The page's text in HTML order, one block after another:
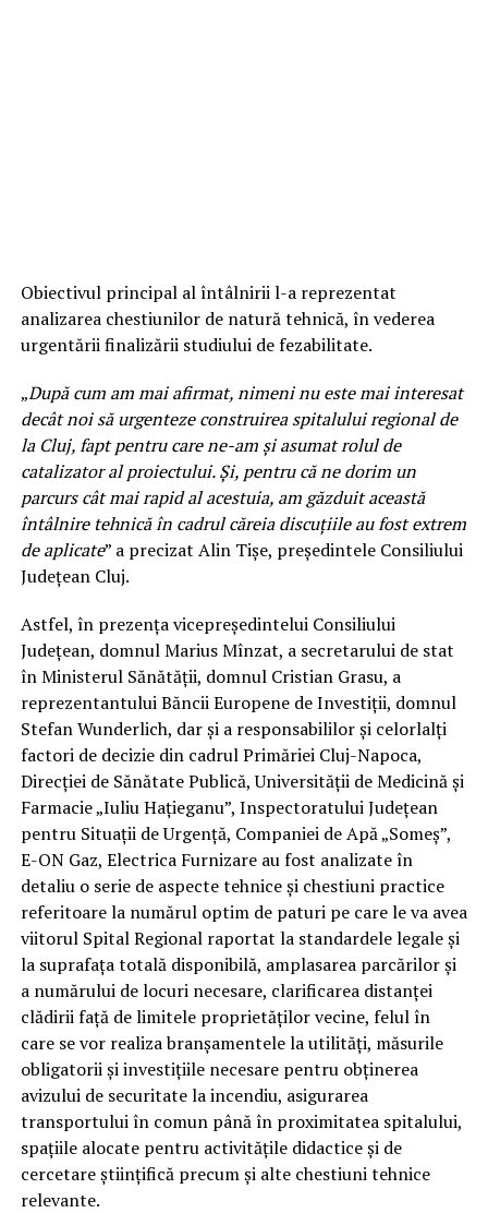
Obiectivul principal al întâlnirii l-a reprezentat
analizarea chestiunilor de natură tehnică, în vederea
urgentării finalizării studiului de fezabilitate.
„După cum am mai afirmat, nimeni nu este mai interesat
decât noi să urgenteze construirea spitalului regional de
la Cluj, fapt pentru care ne-am și asumat rolul de
catalizator al proiectului. Și, pentru că ne dorim un
parcurs cât mai rapid al acestuia, am găzduit această
întâlnire tehnică în cadrul căreia discuțiile au fost extrem
de aplicate” a precizat Alin Tișe, președintele Consiliului
Județean Cluj.
Astfel, în prezența vicepreședintelui Consiliului
Județean, domnul Marius Mînzat, a secretarului de stat
în Ministerul Sănătății, domnul Cristian Grasu, a
reprezentantului Băncii Europene de Investiții, domnul
Stefan Wunderlich, dar și a responsabililor și celorlalți
factori de decizie din cadrul Primăriei Cluj-Napoca,
Direcției de Sănătate Publică, Universității de Medicină și
Farmacie „Iuliu Hațieganu”, Inspectoratului Județean
pentru Situații de Urgență, Companiei de Apă „Someș”,
E-ON Gaz, Electrica Furnizare au fost analizate în
detaliu o serie de aspecte tehnice și chestiuni practice
referitoare la numărul optim de paturi pe care le va avea
viitorul Spital Regional raportat la standardele legale și
la suprafața totală disponibilă, amplasarea parcărilor și
a numărului de locuri necesare, clarificarea distanței
clădirii față de limitele proprietăților vecine, felul în
care se vor realiza branșamentele la utilități, măsurile
obligatorii și investițiile necesare pentru obținerea
avizului de securitate la incendiu, asigurarea
transportului în comun până în proximitatea spitalului,
spațiile alocate pentru activitățile didactice și de
cercetare științifică precum și alte chestiuni tehnice
relevante.